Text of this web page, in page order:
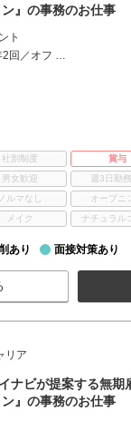
』の事務のお仕事
ト
2回／オフ …
社割制度 賞与
男女歓迎 週3日勤
ノルマなし オープニ
メイク ナチュラル
あり 面接対策あり
リア
ナビが提案する無
』の事務のお仕事